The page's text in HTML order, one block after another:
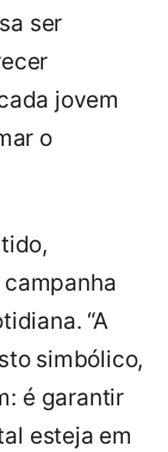
ser
jovem
o
“A
simbólico,
é garantir
esteja em